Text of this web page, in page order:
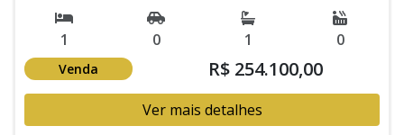
1 0 1 0
Venda R$ 254.100,00
Ver mais detalhes